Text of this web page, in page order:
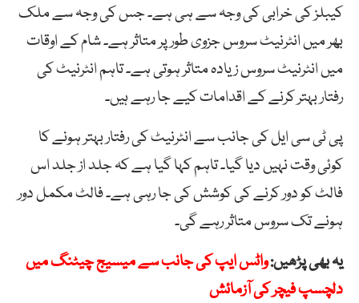
کیبلز کی خرابی کی وجہ سے ہی ہے۔ جس کی وجہ سے ملک
بھر میں انٹرنیٹ سروس جزوی طور پر متاثر ہے۔ شام کے اوقات
میں انٹرنیٹ سروس زیادہ متاثر ہوتی ہے۔ تاہم انٹرنیٹ کی
رفتار بہتر کرنے کے اقدامات کیے جا رہے ہیں۔
پی ٹی سی ایل کی جانب سے انٹرنیٹ کی رفتار بہتر ہونے کا
کوئی وقت نہیں دیا گیا۔ تاہم کہا گیا ہے کہ جلد از جلد اس
فالٹ کو دور کرنے کی کوشش کی جا رہی ہے۔ فالٹ مکمل دور
ہونے تک سروس متاثر رہے گی۔
یہ بھی پڑھیں:واٹس ایپ کی جانب سے میسیج چیٹنگ میں
دلچسپ فیچر کی آزمائش